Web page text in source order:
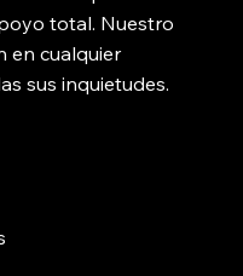
total. Nuestro
en cualquier
sus inquietudes.